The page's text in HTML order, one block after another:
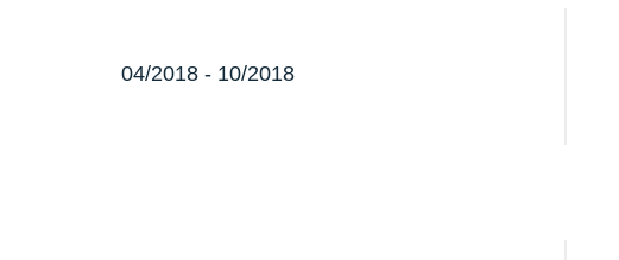
04/2018 - 10/2018